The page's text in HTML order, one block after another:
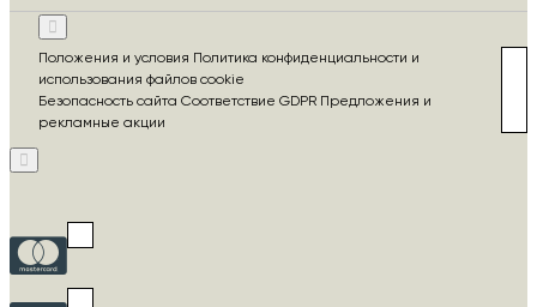
Положения и условия Политика конфиденциальности и
использования файлов cookie
Безопасность сайта Соответствие GDPR Предложения и
рекламные акции